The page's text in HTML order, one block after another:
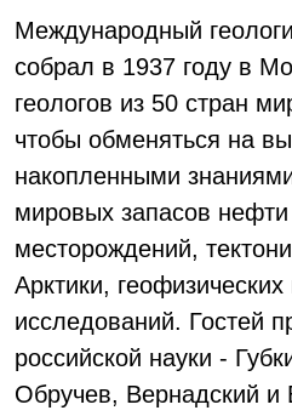
Международный
собрал в 1937 году в
геологов из 50 стран
чтобы обменяться на
накопленными
мировых запасов
месторождений,
Арктики,
исследований. Гостей
российской науки -
Обручев, Вернадский и